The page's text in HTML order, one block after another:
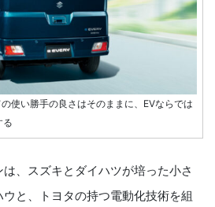
使い勝手の良さはそのままに、EVならでは
る
、スズキとダイハツが培った小さ
と、トヨタの持つ電動化技術を組